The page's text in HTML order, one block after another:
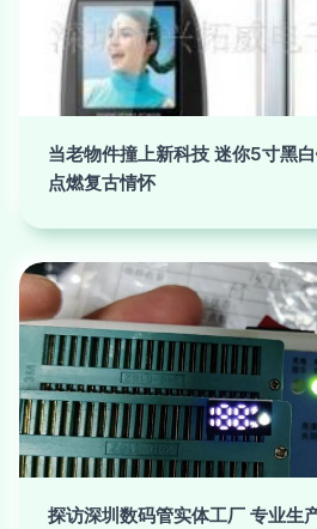
当老物件撞上新科技 迷你5寸黑
点燃复古情怀
探访深圳数码管实体工厂 专业生